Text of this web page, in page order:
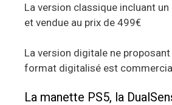
La version classique incluant
et vendue au prix de 499€
La version digitale ne
format digitalisé est
La manette PS5, la